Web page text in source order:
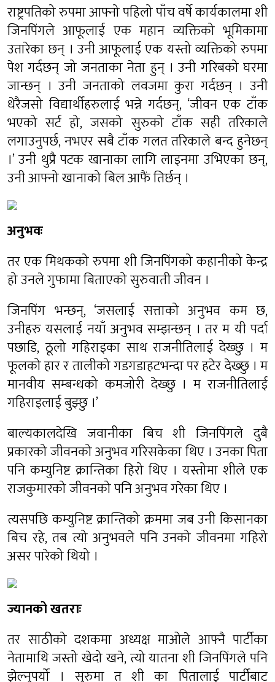
राष्ट्रपतिको रुपमा आफ्नो पहिलो पाँच वर्षे कार्यकालमा शी
जिनपिंगले आफूलाई एक महान व्यक्तिको भूमिकामा
उतारेका छन् । उनी आफूलाई एक यस्तो व्यक्तिको रुपमा
पेश गर्दछन् जो जनताका नेता हुन् । उनी गरिबको घरमा
जान्छन् । उनी जनताको लवजमा कुरा गर्दछन् । उनी
धेरैजसो विद्यार्थीहरुलाई भन्ने गर्दछन्, ‘जीवन एक टाँक
भएको सर्ट हो, जसको सुरुको टाँक सही तरिकाले
लगाउनुपर्छ, नभएर सबै टाँक गलत तरिकाले बन्द हुनेछन्
।’ उनी थुप्रै पटक खानाका लागि लाइनमा उभिएका छन्,
उनी आफ्नो खानाको बिल आफैं तिर्छन् ।
अनुभवः
तर एक मिथकको रुपमा शी जिनपिंगको कहानीको केन्द्र
हो उनले गुफामा बिताएको सुरुवाती जीवन ।
जिनपिंग भन्छन्, ‘जसलाई सत्ताको अनुभव कम छ,
उनीहरु यसलाई नयाँ अनुभव सम्झन्छन् । तर म यी पर्दा
पछाडि, ठूलो गहिराइका साथ राजनीतिलाई देख्छु । म
फूलको हार र तालीको गडगडाहटभन्दा पर हटेर देख्छु । म
मानवीय सम्बन्धको कमजोरी देख्छु । म राजनीतिलाई
गहिराइलाई बुझ्छु ।’
बाल्यकालदेखि जवानीका बिच शी जिनपिंगले दुबै
प्रकारको जीवनको अनुभव गरिसकेका थिए । उनका पिता
पनि कम्युनिष्ट क्रान्तिका हिरो थिए । यस्तोमा शीले एक
राजकुमारको जीवनको पनि अनुभव गरेका थिए ।
त्यसपछि कम्युनिष्ट क्रान्तिको क्रममा जब उनी किसानका
बिच रहे, तब त्यो अनुभवले पनि उनको जीवनमा गहिरो
असर पारेको थियो ।
ज्यानको खतराः
तर साठीको दशकमा अध्यक्ष माओले आफ्नै पार्टीका
नेतामाथि जस्तो खेदो खने, त्यो यातना शी जिनपिंगले पनि
झेल्नुपर्यो । सुरुमा त शी का पितालाई पार्टीबाट